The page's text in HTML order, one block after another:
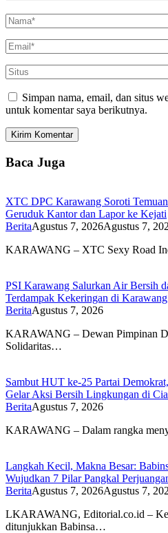
Simpan nama, email, dan situs
untuk komentar saya berikutnya.
Baca Juga
XTC DPC Karawang Soroti
Geruduk Kantor dan Lapor ke Kejati
BeritaAgustus 7, 2026Agustus 7,
KARAWANG – XTC Sexy Road
PSI Karawang Salurkan Air Bersih
Terdampak Kekeringan di Karawang
BeritaAgustus 7, 2026
KARAWANG – Dewan Pimpinan
Solidaritas…
Sambut HUT ke-25 Partai
Gelar Aksi Bersih Lingkungan di
BeritaAgustus 7, 2026
KARAWANG – Dalam rangka
Langkah Kecil, Makna Besar:
Wujudkan 7 Pilar Pangkal
BeritaAgustus 7, 2026Agustus 7,
LKARAWANG, Editorial.co.id –
ditunjukkan Babinsa…